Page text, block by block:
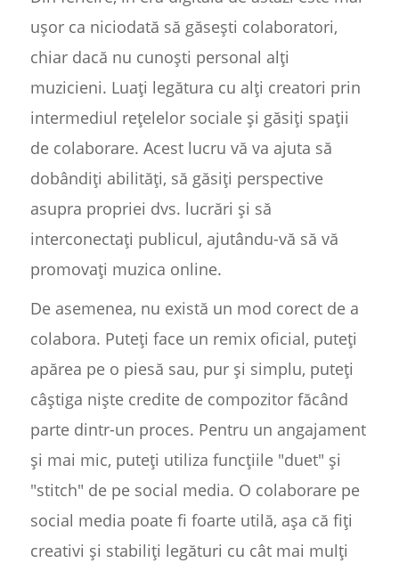
ușor ca niciodată să găsești colaboratori,
chiar dacă nu cunoști personal alți
muzicieni. Luați legătura cu alți creatori prin
intermediul rețelelor sociale și găsiți spații
de colaborare. Acest lucru vă va ajuta să
dobândiți abilități, să găsiți perspective
asupra propriei dvs. lucrări și să
interconectați publicul, ajutându-vă să vă
promovați muzica online.
De asemenea, nu există un mod corect de a
colabora. Puteți face un remix oficial, puteți
apărea pe o piesă sau, pur și simplu, puteți
câștiga niște credite de compozitor făcând
parte dintr-un proces. Pentru un angajament
și mai mic, puteți utiliza funcțiile "duet" și
"stitch" de pe social media. O colaborare pe
social media poate fi foarte utilă, așa că fiți
creativi și stabiliți legături cu cât mai mulți